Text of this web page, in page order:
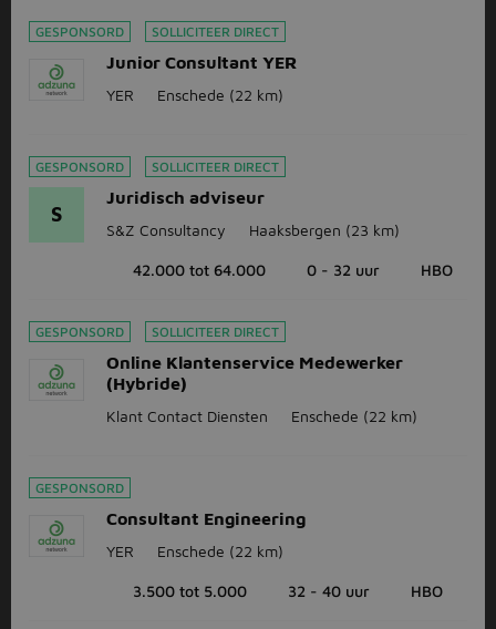
GESPONSORD SOLLICITEER DIRECT
Junior Consultant YER
YER Enschede (22 km)
GESPONSORD SOLLICITEER DIRECT
S
Juridisch adviseur
S&Z Consultancy Haaksbergen (23 km)
42.000 tot 64.000 0 - 32 uur HBO
GESPONSORD SOLLICITEER DIRECT
Online Klantenservice Medewerker
(Hybride)
Klant Contact Diensten Enschede (22 km)
GESPONSORD
Consultant Engineering
YER Enschede (22 km)
3.500 tot 5.000 32 - 40 uur HBO